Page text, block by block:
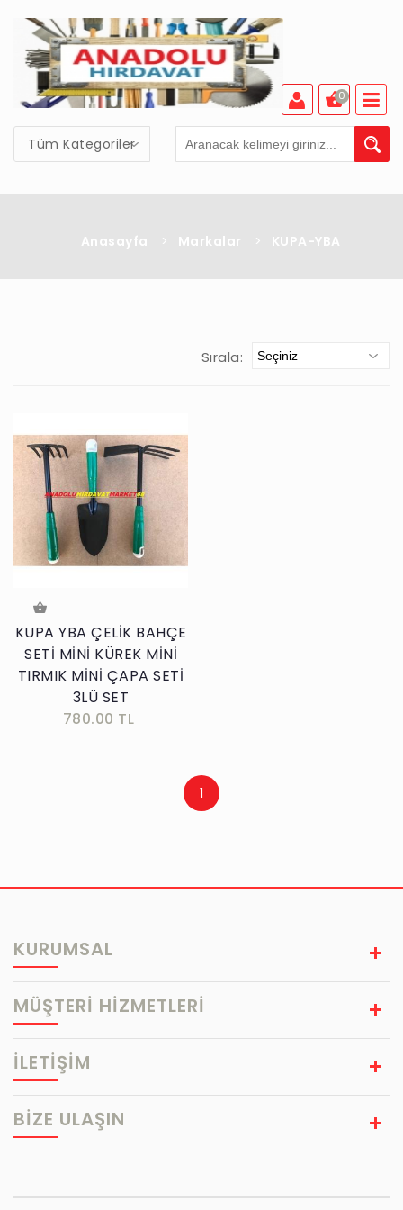
Tüm Kategoriler
0
Anasayfa > Markalar > KUPA-YBA
Sırala:
KUPA YBA ÇELİK BAHÇE
SETİ MİNİ KÜREK MİNİ
TIRMIK MİNİ ÇAPA SETİ
3LÜ SET
780.00 TL
1
KURUMSAL
MÜŞTERİ HİZMETLERİ
İLETİŞİM
BIZE ULAŞIN